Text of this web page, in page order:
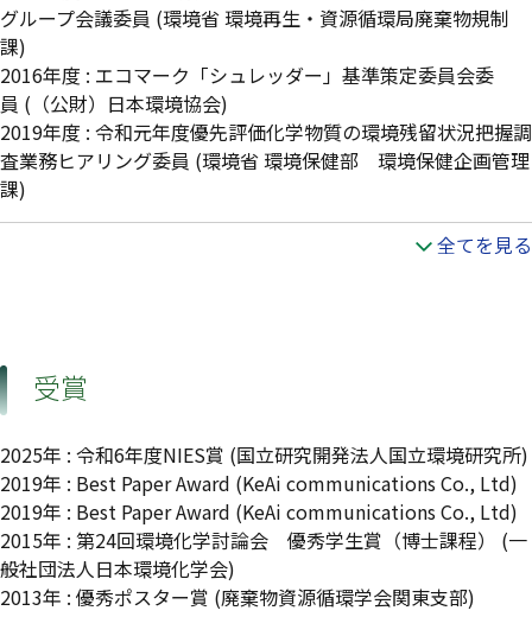
グループ会議委員 (環境省 環境再生・資源循環局廃棄物規制
課)
2016年度 : エコマーク「シュレッダー」基準策定委員会委
員 (（公財）日本環境協会)
2019年度 : 令和元年度優先評価化学物質の環境残留状況把握調
査業務ヒアリング委員 (環境省 環境保健部 環境保健企画管理
課)
全てを見る
受賞
2025年 : 令和6年度NIES賞 (国立研究開発法人国立環境研究所)
2019年 : Best Paper Award (KeAi communications Co., Ltd)
2019年 : Best Paper Award (KeAi communications Co., Ltd)
2015年 : 第24回環境化学討論会 優秀学生賞（博士課程） (一
般社団法人日本環境化学会)
2013年 : 優秀ポスター賞 (廃棄物資源循環学会関東支部)